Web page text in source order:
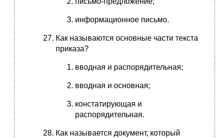
информационное письмо.
Как называются основные части текста
приказа?
вводная и распорядительная;
вводная и основная;
констатирующая и
распорядительная.
Как называется документ, который